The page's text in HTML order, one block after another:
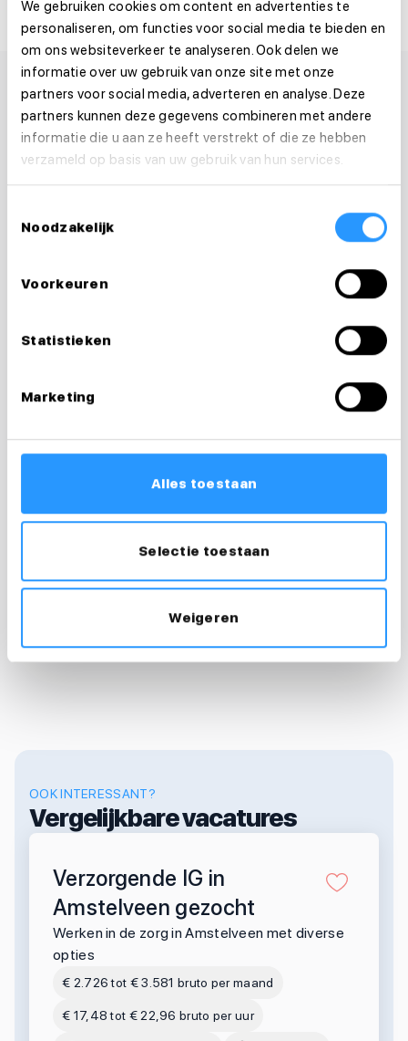
We gebruiken cookies om content en advertenties te
personaliseren, om functies voor social media te bieden en
om ons websiteverkeer te analyseren. Ook delen we
informatie over uw gebruik van onze site met onze
partners voor social media, adverteren en analyse. Deze
partners kunnen deze gegevens combineren met andere
informatie die u aan ze heeft verstrekt of die ze hebben
verzameld op basis van uw gebruik van hun services.
Noodzakelijk
Voorkeuren
Statistieken
Marketing
Alles toestaan
Selectie toestaan
Weigeren
sollicitatie?
Ik help je graag
Desiree
0626238856
desiree@medewerkersindezorg.nl
OOK INTERESSANT?
Vergelijkbare vacatures
Verzorgende IG in
Amstelveen gezocht
Werken in de zorg in Amstelveen met diverse
opties
€ 2.726 tot € 3.581 bruto per maand
€ 17,48 tot € 22,96 bruto per uur